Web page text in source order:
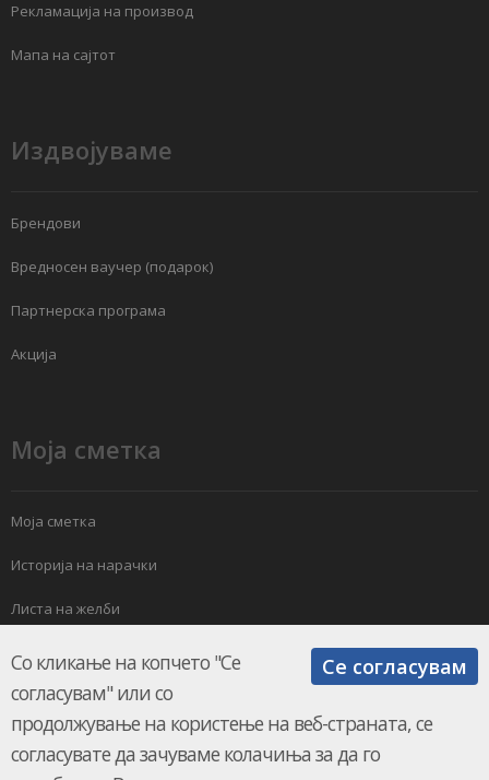
Рекламација на производ
Мапа на сајтот
Издвојуваме
Брендови
Вредносен ваучер (подарок)
Партнерска програма
Акција
Моја сметка
Моја сметка
Историја на нарачки
Листа на желби
Електронски билтен
Се согласувам
Со кликање на копчето "Се
согласувам" или со
продолжување на користење на веб-страната, се
согласувате да зачуваме колачиња за да го